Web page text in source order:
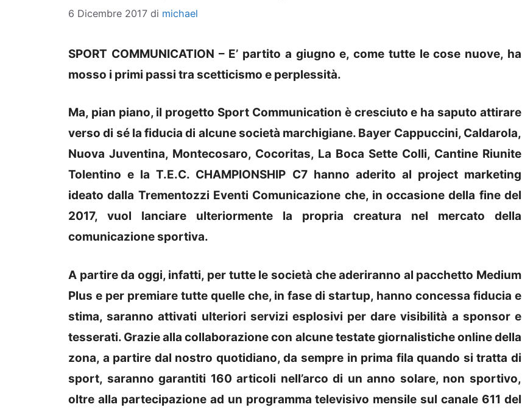
6 Dicembre 2017 di michael
SPORT COMMUNICATION – E’ partito a giugno e, come tutte le cose nuove, ha
mosso i primi passi tra scetticismo e perplessità.
Ma, pian piano, il progetto Sport Communication è cresciuto e ha saputo attirare
verso di sé la fiducia di alcune società marchigiane. Bayer Cappuccini, Caldarola,
Nuova Juventina, Montecosaro, Cocoritas, La Boca Sette Colli, Cantine Riunite
Tolentino e la T.E.C. CHAMPIONSHIP C7 hanno aderito al project marketing
ideato dalla Trementozzi Eventi Comunicazione che, in occasione della fine del
2017, vuol lanciare ulteriormente la propria creatura nel mercato della
comunicazione sportiva.
A partire da oggi, infatti, per tutte le società che aderiranno al pacchetto Medium
Plus e per premiare tutte quelle che, in fase di startup, hanno concessa fiducia e
stima, saranno attivati ulteriori servizi esplosivi per dare visibilità a sponsor e
tesserati. Grazie alla collaborazione con alcune testate giornalistiche online della
zona, a partire dal nostro quotidiano, da sempre in prima fila quando si tratta di
sport, saranno garantiti 160 articoli nell’arco di un anno solare, non sportivo,
oltre alla partecipazione ad un programma televisivo mensile sul canale 611 del